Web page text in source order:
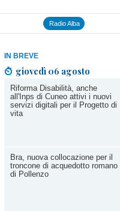
Radio Alba
IN BREVE
giovedì 06 agosto
Riforma Disabilità, anche
all'Inps di Cuneo attivi i nuovi
servizi digitali per il Progetto di
vita
Bra, nuova collocazione per il
troncone di acquedotto romano
di Pollenzo